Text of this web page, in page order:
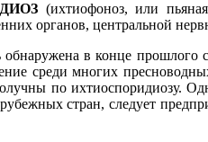
(ихтиофоноз, или
органов, центральной
обнаружена в конце
среди многих
по ихтиоспоридиозу.
стран, следует